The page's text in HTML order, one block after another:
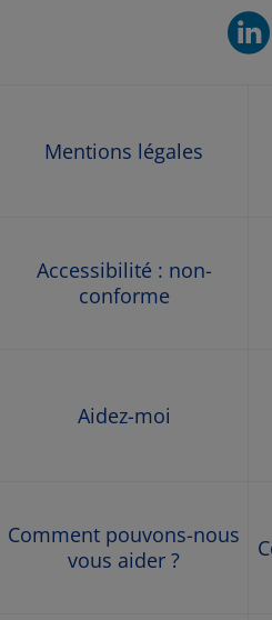
Mentions légales
Accessibilité : non-
conforme
Aidez-moi
Comment pouvons-nous
vous aider ?